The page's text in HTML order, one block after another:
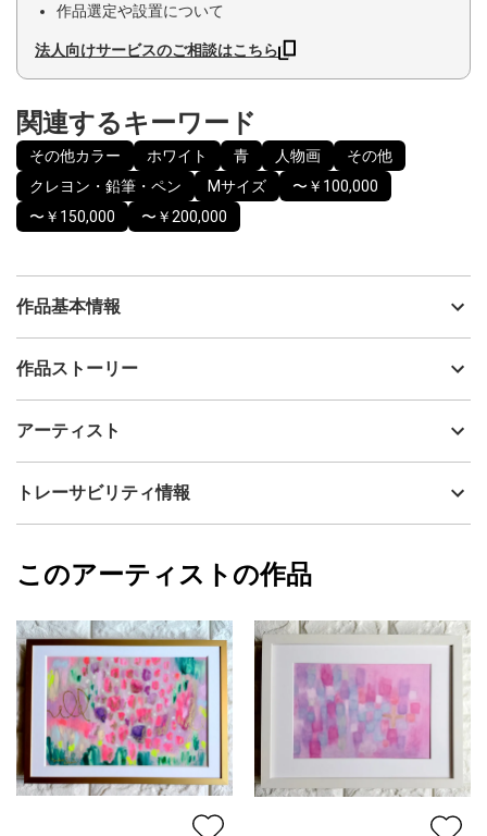
作品選定や設置について
法人向けサービスのご相談はこちら
関連するキーワード
その他カラー ホワイト 青 人物画
その他
クレヨン・鉛筆・ペン
Mサイズ
〜￥100,000
〜￥150,000
〜￥200,000
作品基本情報
出品者
制作年
技法
クレヨン・鉛筆・ペン
カラー
その他カラー
青
ジャンル
人物画
配送目安
二週間以内
作品ストーリー
にインスピレーションを受けて天使の絵を描きたくなり天使の三
部作を制作しました。
厳かに過ごすと言われています。そのようなことからも聖夜に天
使が見守ってくれているような神聖で厳かな雰囲気で描きまし
スマスシーズンに飾っていただくのもオススメです。
・ご注文時の額の在庫状況により画像と違う額になる場合がござ
いますが、その場合も作品に合う額をセレクトしてお届けいたし
ます。(原画はA4サイズ)
・作品は自然光のあたる明るい場所で撮影しています。ご使用の
モニター環境により、実際の作品とお色味が多少異なって見える
場合がございます。ご了承ください。
・反射防止のためアクリル板を外して撮影しております。
アーティスト
Yukari Blair
フォローする
トレーサビリティ情報
Yukari Blair
このアーティストの作品